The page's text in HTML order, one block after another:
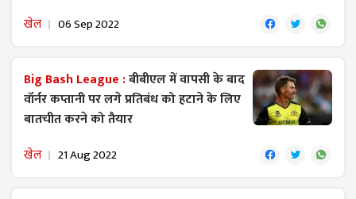
खेल 06 Sep 2022
Big Bash League :बीबीएल में वापसी के बाद
वॉर्नर कप्तानी पर लगे प्रतिबंध को हटाने के लिए
बातचीत करने को तैयार
खेल 21 Aug 2022